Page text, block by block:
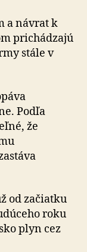
a návrat k
prichádzajú
stále v
Podľa
že
od začiatku
roku
plyn cez